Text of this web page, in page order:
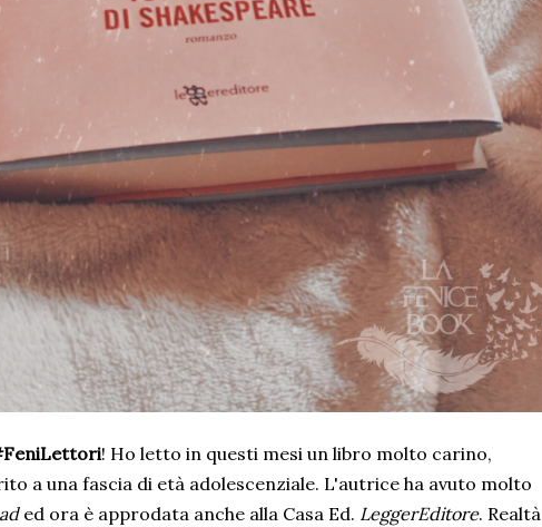
! Ho letto in questi mesi un libro molto carino,
a una fascia di età adolescenziale. L'autrice ha avuto molto
ed ora è approdata anche alla Casa Ed. LeggerEditore. Realtà